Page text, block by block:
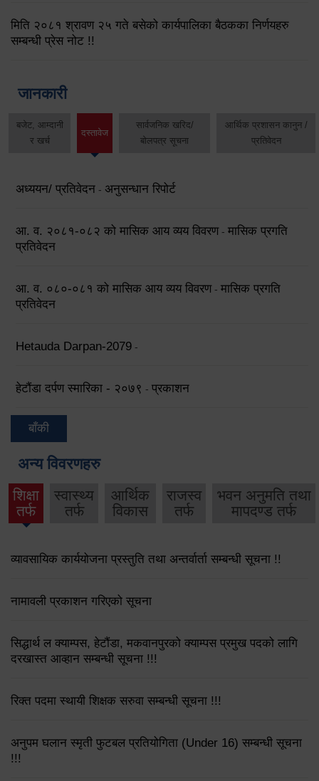
मिति २०८१ श्रावण २५ गते बसेको कार्यपालिका बैठकका निर्णयहरु
सम्बन्धी प्रेस नोट !!
जानकारी
बजेट, आम्दानी
र खर्च
दस्तावेज
सार्वजनिक खरिद/
बोलपत्र सूचना
आर्थिक प्रशासन कानुन /
प्रतिवेदन
अध्ययन/ प्रतिवेदन - अनुसन्धान रिपोर्ट
आ. व. २०८१-०८२ को मासिक आय व्यय विवरण - मासिक प्रगति
प्रतिवेदन
आ. व. ०८०-०८१ को मासिक आय व्यय विवरण - मासिक प्रगति
प्रतिवेदन
Hetauda Darpan-2079 -
हेटौंडा दर्पण स्मारिका - २०७९ - प्रकाशन
बाँकी
अन्य विवरणहरु
शिक्षा
तर्फ
स्वास्थ्य
तर्फ
आर्थिक
विकास
राजस्व
तर्फ
भवन अनुमति तथा
मापदण्ड तर्फ
व्यावसायिक कार्ययोजना प्रस्तुति तथा अन्तर्वार्ता सम्बन्धी सूचना !!
नामावली प्रकाशन गरिएको सूचना
सिद्धार्थ ल क्याम्पस, हेटौंडा, मकवानपुरको क्याम्पस प्रमुख पदको लागि
दरखास्त आव्हान सम्बन्धी सूचना !!!
रिक्त पदमा स्थायी शिक्षक सरुवा सम्बन्धी सूचना !!!
अनुपम घलान स्मृती फुटबल प्रतियोगिता (Under 16) सम्बन्धी सूचना
!!!